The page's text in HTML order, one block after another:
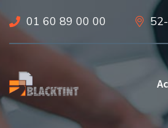
01 60 89 00 00